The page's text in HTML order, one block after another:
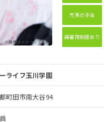
※画像はイメージです。
充実の手当
再雇用制度あり
ライフ玉川学園
町田市南大谷94